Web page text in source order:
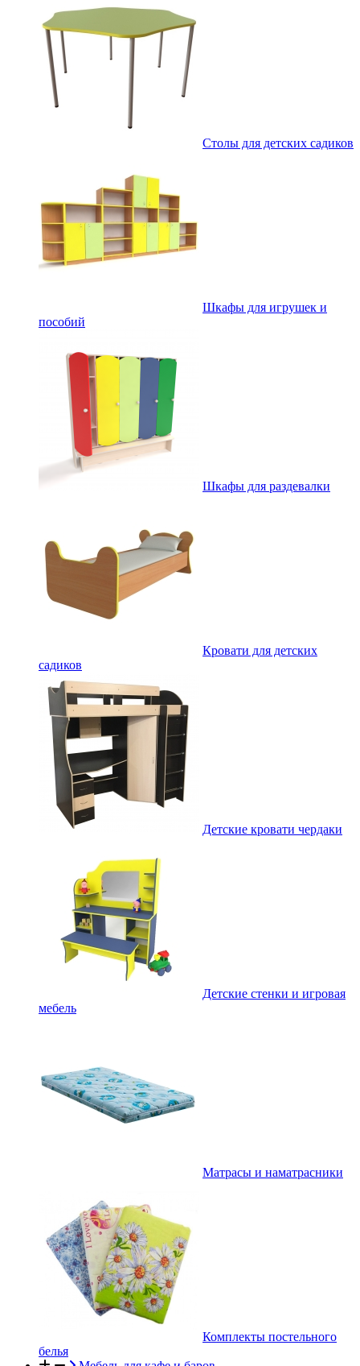
Столы для детских садиков
Шкафы для игрушек и
пособий
Шкафы для раздевалки
Кровати для детских
садиков
Детские кровати чердаки
Детские стенки и игровая
мебель
Матрасы и наматрасники
Комплекты постельного
белья